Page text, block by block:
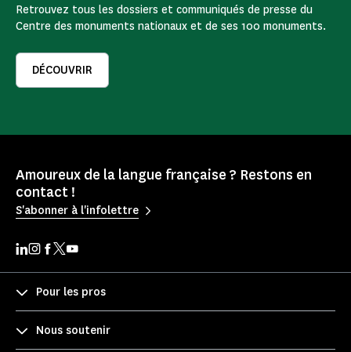
Retrouvez tous les dossiers et communiqués de presse du
Centre des monuments nationaux et de ses 100 monuments.
DÉCOUVRIR
Amoureux de la langue française ? Restons en
contact !
S'abonner à l'infolettre
Pour les pros
Nous soutenir